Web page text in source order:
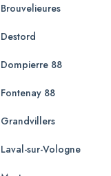
Brouvelieures
Destord
Dompierre 88
Fontenay 88
Grandvillers
Laval-sur-Vologne